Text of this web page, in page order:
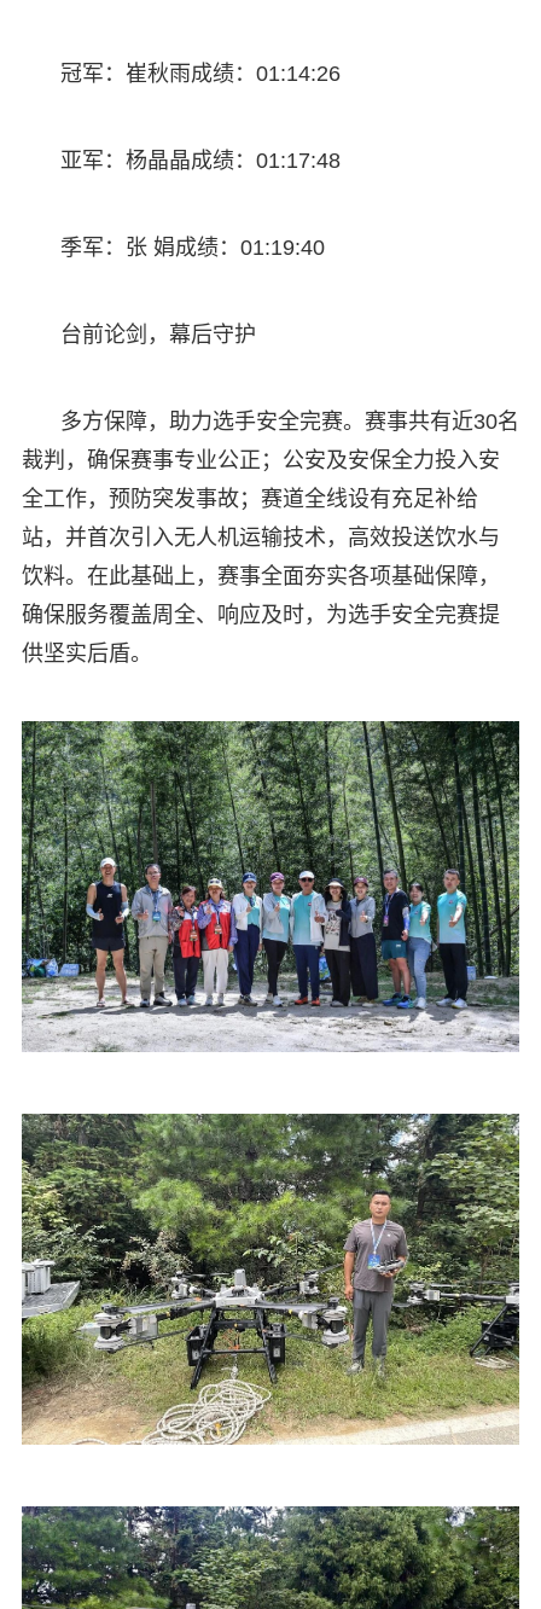
冠军：崔秋雨成绩：01:14:26
亚军：杨晶晶成绩：01:17:48
季军：张 娟成绩：01:19:40
台前论剑，幕后守护
多方保障，助力选手安全完赛。赛事共有近30名
裁判，确保赛事专业公正；公安及安保全力投入安
全工作，预防突发事故；赛道全线设有充足补给
站，并首次引入无人机运输技术，高效投送饮水与
饮料。在此基础上，赛事全面夯实各项基础保障，
确保服务覆盖周全、响应及时，为选手安全完赛提
供坚实后盾。